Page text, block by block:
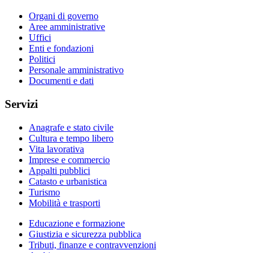
Organi di governo
Aree amministrative
Uffici
Enti e fondazioni
Politici
Personale amministrativo
Documenti e dati
Servizi
Anagrafe e stato civile
Cultura e tempo libero
Vita lavorativa
Imprese e commercio
Appalti pubblici
Catasto e urbanistica
Turismo
Mobilità e trasporti
Educazione e formazione
Giustizia e sicurezza pubblica
Tributi, finanze e contravvenzioni